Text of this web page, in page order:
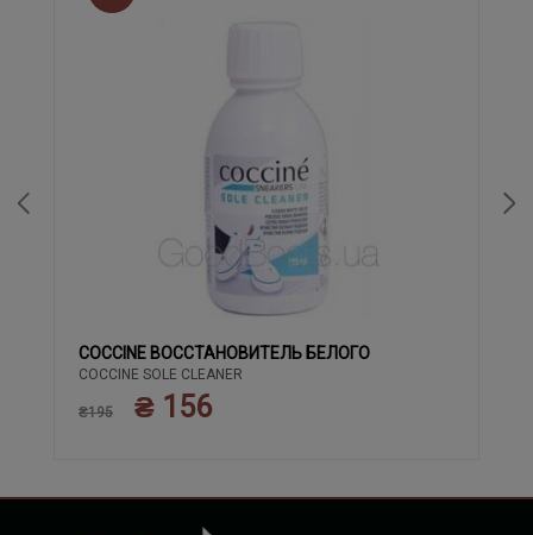
COCCINE ВОССТАНОВИТЕЛЬ БЕЛОГО
COCCINE SOLE CLEANER
₴195 ₴ 156